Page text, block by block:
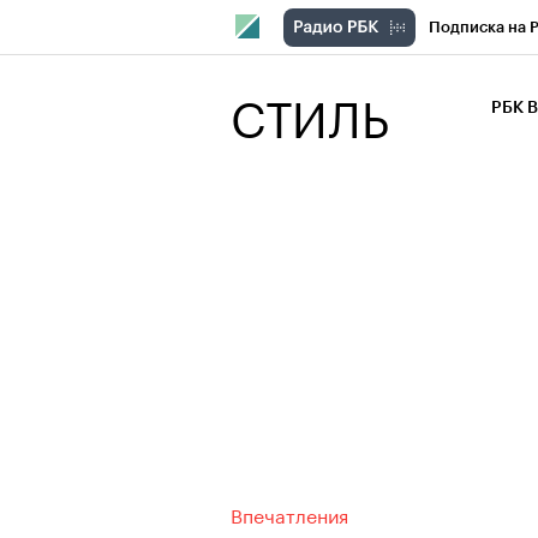
Подписка на
СТИЛЬ РБК
Впечатления